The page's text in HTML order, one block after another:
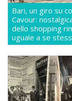
Bari, un giro su
Cavour:
dello shopping
uguale a se